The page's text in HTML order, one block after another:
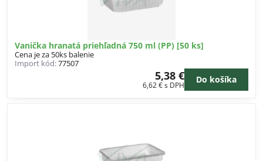
Vanička hranatá priehľadná 750 ml (PP) [50 ks]
Cena je za 50ks balenie
Import kód:77507
5,38 €
6,62 €s DPH
Do košíka